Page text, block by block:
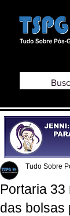
Portaria 33
das bolsas
Tudo Sobre